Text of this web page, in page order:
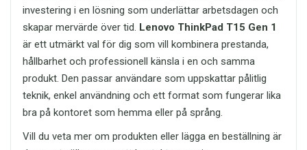
investering i en lösning som underlättar arbetsdagen och
skapar mervärde över tid. Lenovo ThinkPad T15 Gen 1
är ett utmärkt val för dig som vill kombinera prestanda,
hållbarhet och professionell känsla i en och samma
produkt. Den passar användare som uppskattar pålitlig
teknik, enkel användning och ett format som fungerar lika
bra på kontoret som hemma eller på språng.
Vill du veta mer om produkten eller lägga en beställning är